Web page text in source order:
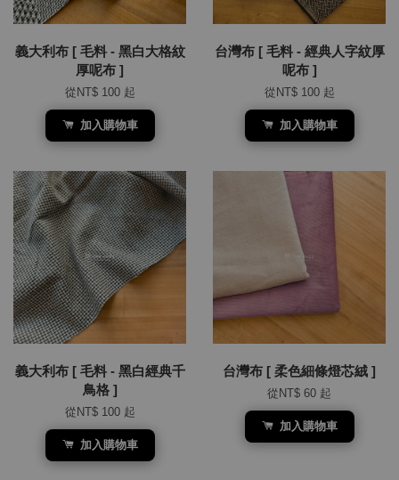
義大利布 [ 毛料 - 黑白大格紋
厚呢布 ]
從 NT$ 100 起
加入購物車
台灣布 [ 毛料 - 經典人字紋厚
呢布 ]
從 NT$ 100 起
加入購物車
義大利布 [ 毛料 - 黑白經典千
鳥格 ]
從 NT$ 100 起
加入購物車
台灣布 [ 柔色細條燈芯絨 ]
從 NT$ 60 起
加入購物車